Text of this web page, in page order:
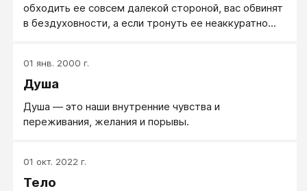
обходить ее совсем далекой стороной, вас обвинят
в бездуховности, а если тронуть ее неаккуратно...
01 янв. 2000 г.
Душа
Душа — это наши внутренние чувства и
переживания, желания и порывы.
01 окт. 2022 г.
Тело